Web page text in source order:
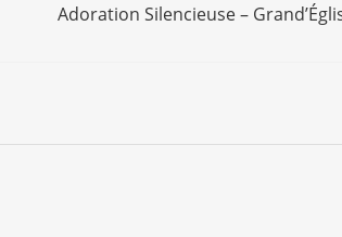
Adoration Silencieuse –